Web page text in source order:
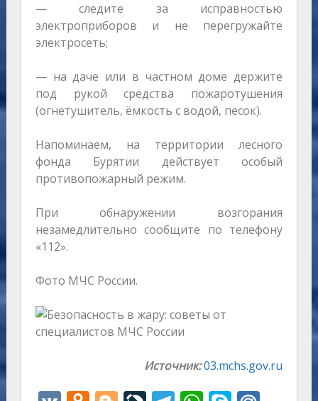
— следите за исправностью
электроприборов и не перегружайте
электросеть;
— на даче или в частном доме держите
под рукой средства пожаротушения
(огнетушитель, ёмкость с водой, песок).
Напоминаем, на территории лесного
фонда Бурятии действует особый
противопожарный режим.
При обнаружении возгорания
незамедлительно сообщите по телефону
«112».
Фото МЧС России.
Источник:03.mchs.gov.ru